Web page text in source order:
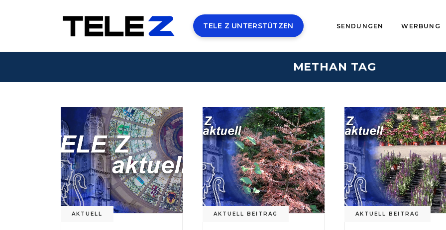
TELE Z UNTERSTÜTZEN SENDUNGEN WERBUNG
METHAN TAG
AKTUELL AKTUELL BEITRAG AKTUELL BEITRAG